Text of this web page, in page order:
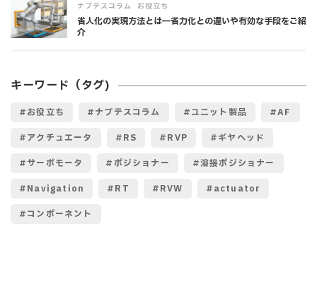
省人化の実現方法とは―省力化との違いや有効な手段をご紹
介
ナブテスコラム お役立ち
キーワード（タグ)
お役立ち ナブテスコラム ユニット製品
AF
アクチュエータ
RS RVP
ギヤヘッド
サーボモータ
ポジショナー
溶接ポジショナー
Navigation
RT RVW
actuator
コンポーネント